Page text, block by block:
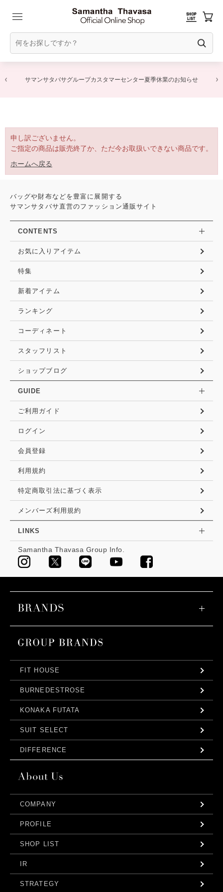
サマンサタバサグループカスタマーセンター夏季休業のお知らせ
申し訳ございません。
ご指定の商品は販売終了か、ただ今お取扱いできない商品です。
ホームへ戻る
バッグや財布などを豊富に展開する
サマンサタバサ直営のファッション通販サイト
CONTENTS
お気に入りアイテム
特集
新着アイテム
ランキング
コーディネート
スタッフリスト
ショップブログ
GUIDE
ご利用ガイド
ログイン
会員登録
利用規約
特定商取引法に基づく表示
メンバーズ利用規約
LINKS
Samantha Thavasa Group Info.
FIT HOUSE
BURNEDESTROSE
KONAKA FUTATA
SUIT SELECT
DIFFERENCE
COMPANY
PROFILE
SHOP LIST
IR
STRATEGY